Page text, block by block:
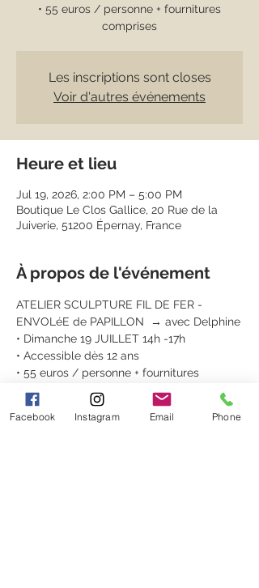
• 55 euros / personne + fournitures
comprises
Les inscriptions sont closes
Voir d'autres événements
Heure et lieu
Jul 19, 2026, 2:00 PM – 5:00 PM
Boutique Le Clos Gallice, 20 Rue de la
Juiverie, 51200 Épernay, France
À propos de l'événement
ATELIER SCULPTURE FIL DE FER -
ENVOLéE de PAPILLON  → avec Delphine
• Dimanche 19 JUILLET 14h -17h
• Accessible dès 12 ans
• 55 euros / personne + fournitures
comprises
L'atelier a lieu à la boutique du Clos
Gallice au 20 Rue de la Juiverie à Epernay.
Facebook Instagram Email Phone